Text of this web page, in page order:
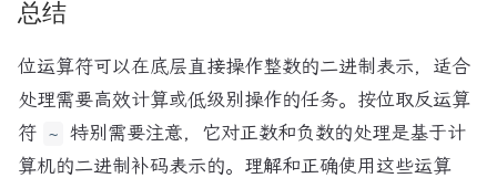
总结
位运算符可以在底层直接操作整数的二进制表示，适合
处理需要高效计算或低级别操作的任务。按位取反运算
符
~
特别需要注意，它对正数和负数的处理是基于计
算机的二进制补码表示的。理解和正确使用这些运算